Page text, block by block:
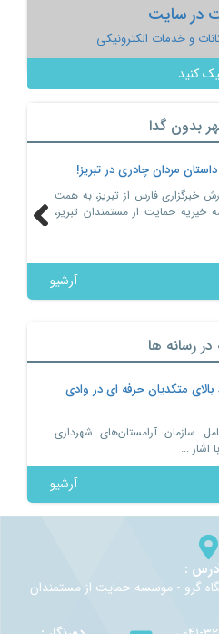
در سایت
و خدمات الکترونیکی
کنید
بدون گدا
داستان مردان چادری در تبریز!
خبرگزاری فارس از تبریز، به همت
خیریه حمایت از مستمندان تبریز،
آرشیو
رسانه ها
بالای متکدیان حرفه ای در وادی
سازمان آرامستان‌های شهرداری
اشار ...
آرشیو
:
گرو - موسسه حمايت از مستمندان